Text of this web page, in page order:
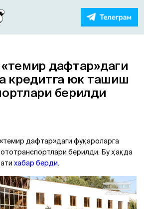
дафтар»даги
кредитга юк ташиш
берилди
дафтар»даги фуқароларга
берилди. Бу ҳақда
хабар берди.